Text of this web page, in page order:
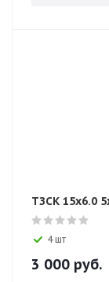
ТЗСК 15x6.0
4 шт
3 000 руб.